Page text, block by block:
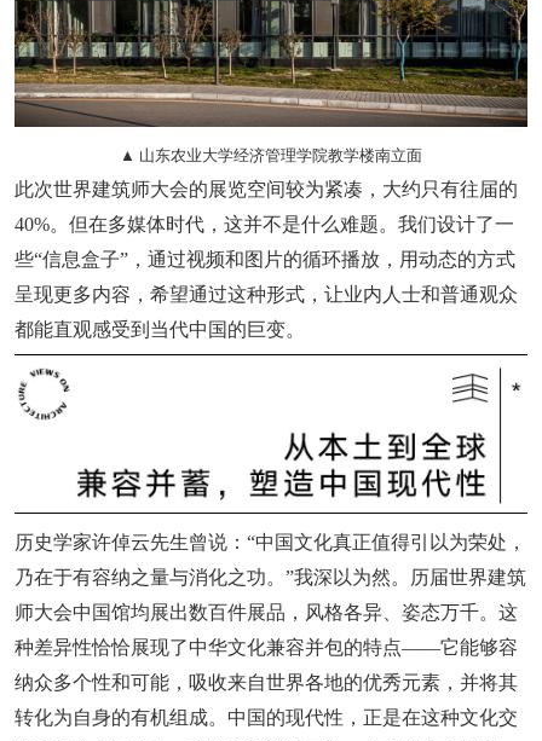
▲ 山东农业大学经济管理学院教学楼南立面
此次世界建筑师大会的展览空间较为紧凑，大约只有往届的
40%。但在多媒体时代，这并不是什么难题。我们设计了一
些“信息盒子”，通过视频和图片的循环播放，用动态的方式
呈现更多内容，希望通过这种形式，让业内人士和普通观众
都能直观感受到当代中国的巨变。
历史学家许倬云先生曾说：“中国文化真正值得引以为荣处，
乃在于有容纳之量与消化之功。”我深以为然。历届世界建筑
师大会中国馆均展出数百件展品，风格各异、姿态万千。这
种差异性恰恰展现了中华文化兼容并包的特点——它能够容
纳众多个性和可能，吸收来自世界各地的优秀元素，并将其
转化为自身的有机组成。中国的现代性，正是在这种文化交